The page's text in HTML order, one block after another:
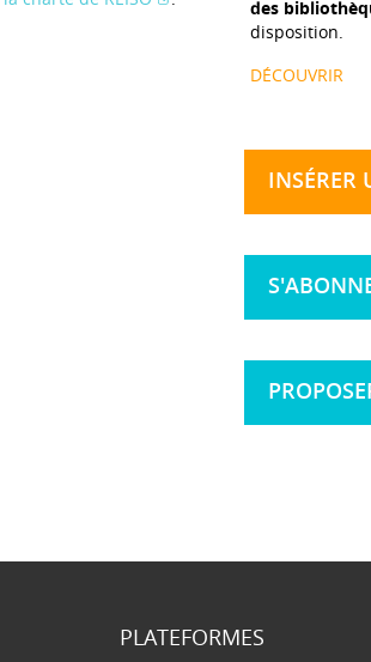
des
disposition.
DÉCOUVRIR
INSÉRER
PLATEFORMES